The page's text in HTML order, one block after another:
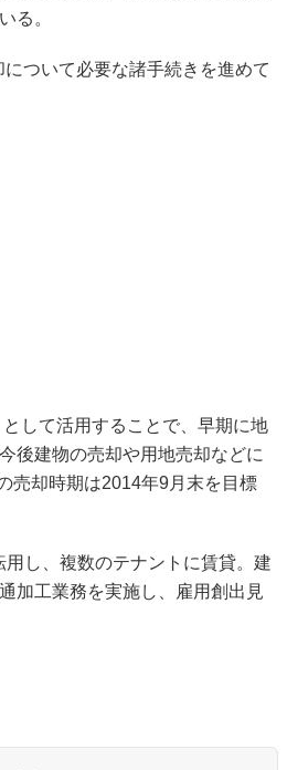
る。
ついて必要な諸手続きを進めて
して活用することで、早期に地
後建物の売却や用地売却などに
売却時期は2014年9月末を目標
し、複数のテナントに賃貸。建
加工業務を実施し、雇用創出見